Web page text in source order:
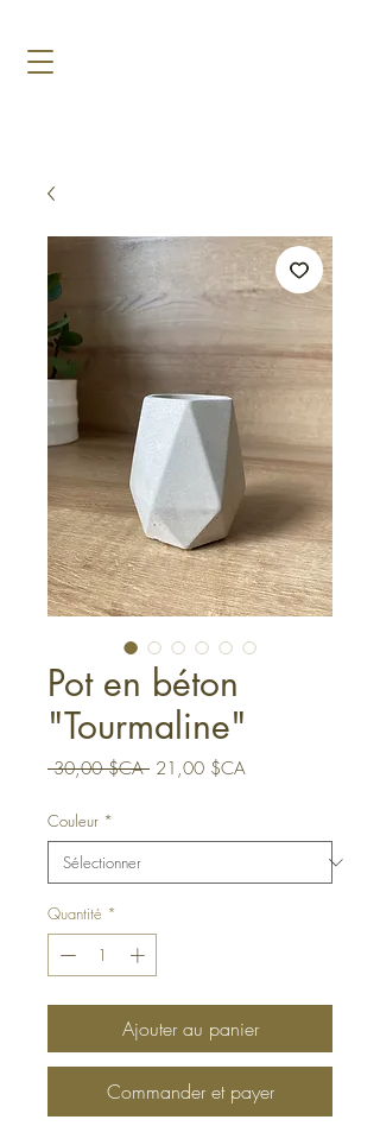
Pot en béton
"Tourmaline"
30,00 $CA Prix
21,00 $CAPrix
Couleur *
Quantité *
Ajouter au panier
Commander et payer